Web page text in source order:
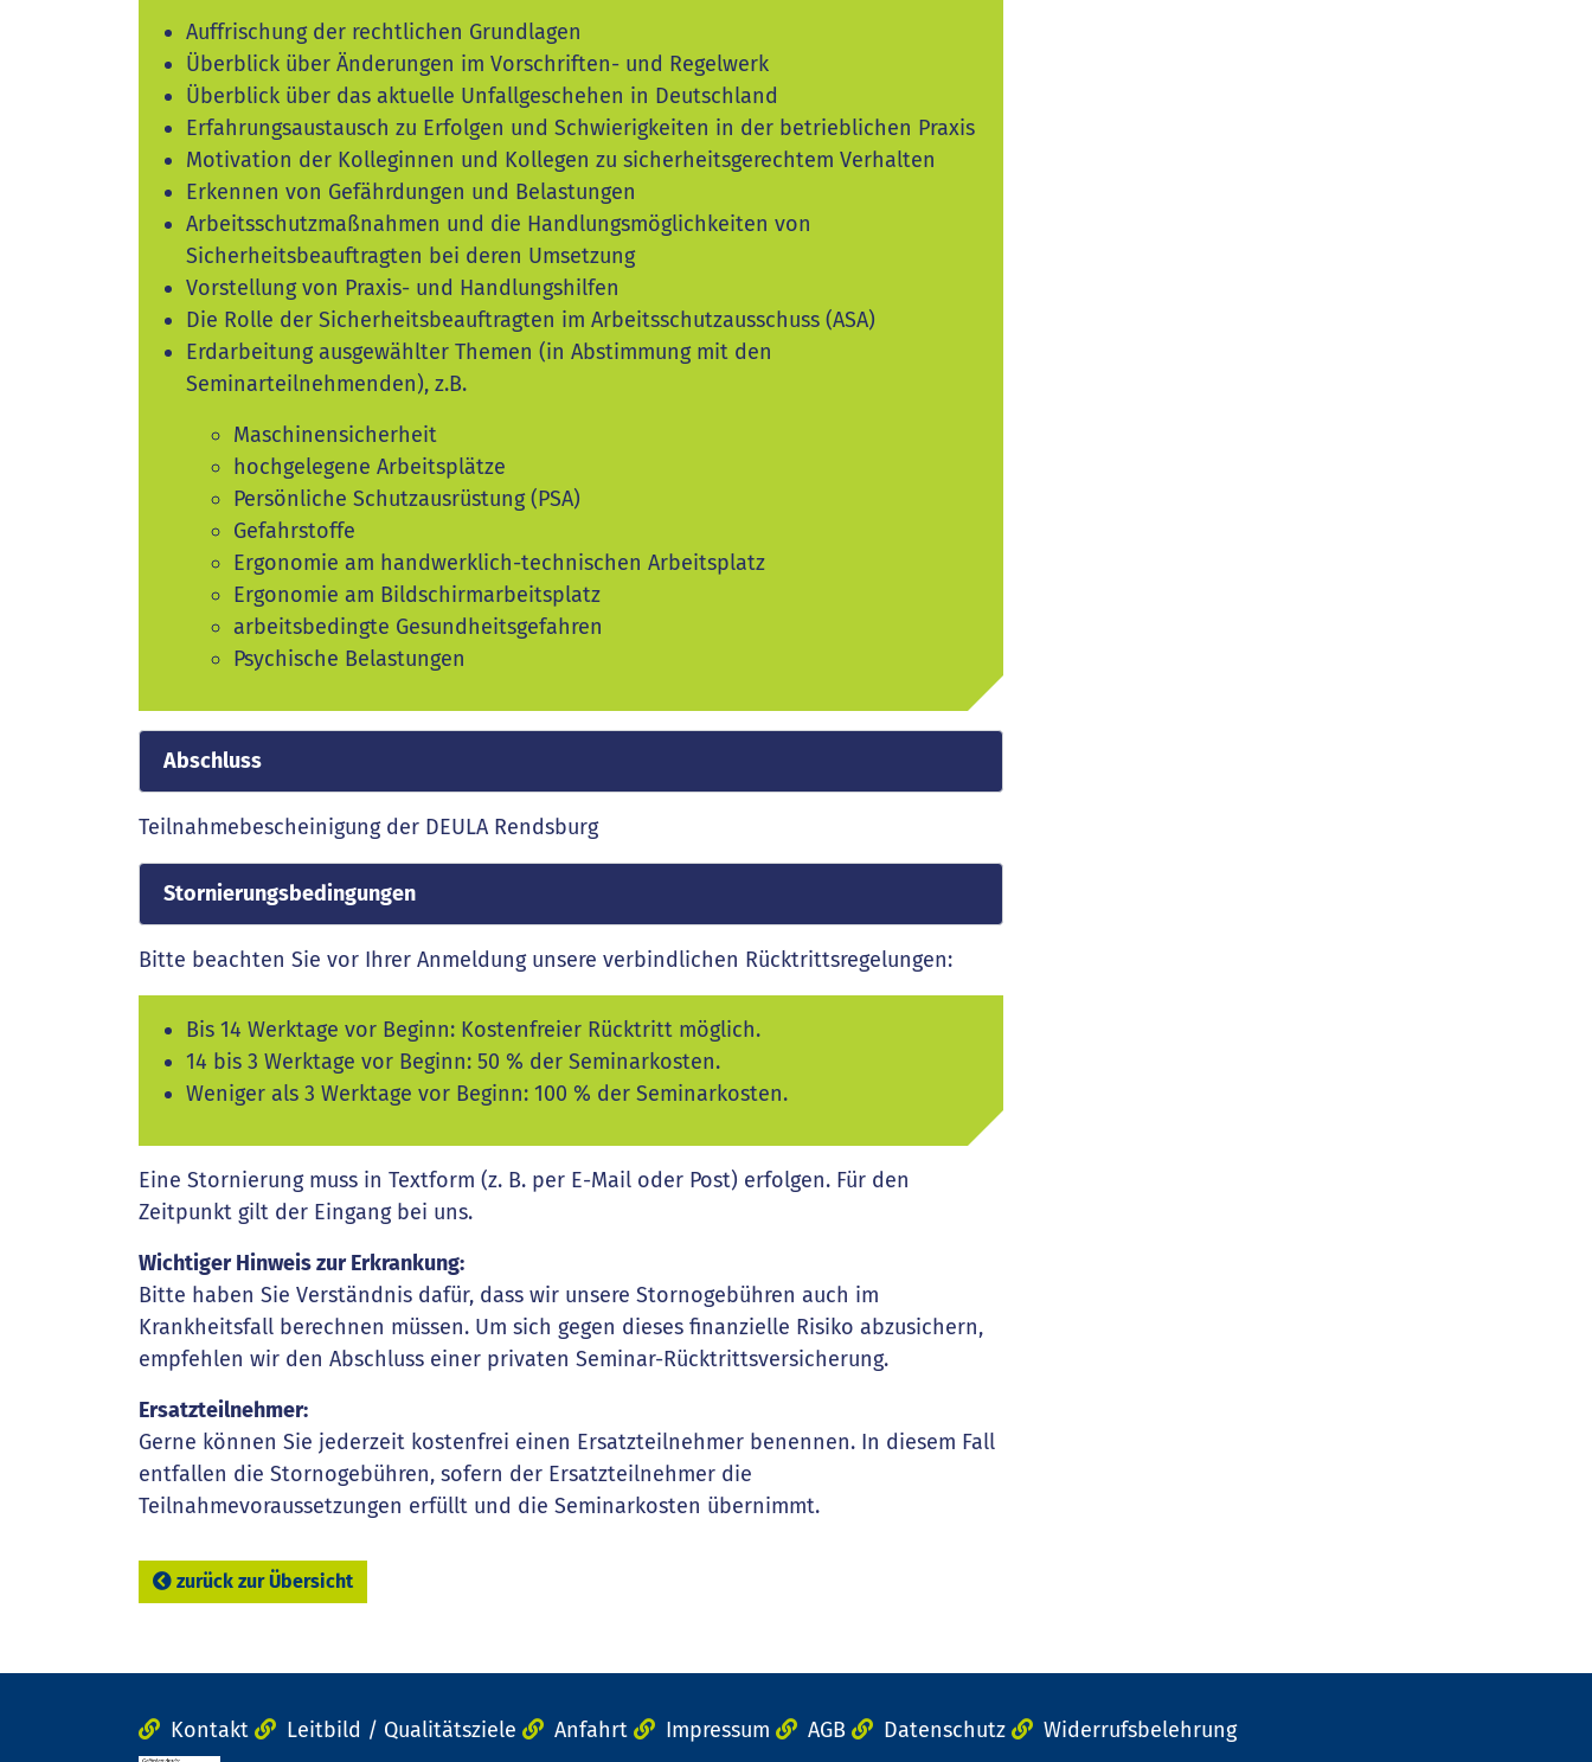
Auffrischung der rechtlichen Grundlagen
Überblick über Änderungen im Vorschriften- und Regelwerk
Überblick über das aktuelle Unfallgeschehen in Deutschland
Erfahrungsaustausch zu Erfolgen und Schwierigkeiten in der betrieblichen Praxis
Motivation der Kolleginnen und Kollegen zu sicherheitsgerechtem Verhalten
Erkennen von Gefährdungen und Belastungen
Arbeitsschutzmaßnahmen und die Handlungsmöglichkeiten von
Sicherheitsbeauftragten bei deren Umsetzung
Vorstellung von Praxis- und Handlungshilfen
Die Rolle der Sicherheitsbeauftragten im Arbeitsschutzausschuss (ASA)
Erdarbeitung ausgewählter Themen (in Abstimmung mit den
Seminarteilnehmenden), z.B.
Maschinensicherheit
hochgelegene Arbeitsplätze
Persönliche Schutzausrüstung (PSA)
Gefahrstoffe
Ergonomie am handwerklich-technischen Arbeitsplatz
Ergonomie am Bildschirmarbeitsplatz
arbeitsbedingte Gesundheitsgefahren
Psychische Belastungen
Abschluss
Teilnahmebescheinigung der DEULA Rendsburg
Stornierungsbedingungen
Bitte beachten Sie vor Ihrer Anmeldung unsere verbindlichen Rücktrittsregelungen:
Bis 14 Werktage vor Beginn: Kostenfreier Rücktritt möglich.
14 bis 3 Werktage vor Beginn: 50 % der Seminarkosten.
Weniger als 3 Werktage vor Beginn: 100 % der Seminarkosten.
Eine Stornierung muss in Textform (z. B. per E-Mail oder Post) erfolgen. Für den
Zeitpunkt gilt der Eingang bei uns.
Wichtiger Hinweis zur Erkrankung:
Bitte haben Sie Verständnis dafür, dass wir unsere Stornogebühren auch im
Krankheitsfall berechnen müssen. Um sich gegen dieses finanzielle Risiko abzusichern,
empfehlen wir den Abschluss einer privaten Seminar-Rücktrittsversicherung.
Ersatzteilnehmer:
Gerne können Sie jederzeit kostenfrei einen Ersatzteilnehmer benennen. In diesem Fall
entfallen die Stornogebühren, sofern der Ersatzteilnehmer die
Teilnahmevoraussetzungen erfüllt und die Seminarkosten übernimmt.
zurück zur Übersicht
Kontakt Leitbild / Qualitätsziele Anfahrt Impressum AGB Datenschutz Widerrufsbelehrung